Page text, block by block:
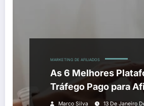
MARKETING DE AFILIADOS
As 6 Melhores
Tráfego Pago para
Marco Silva
13 De Janeiro